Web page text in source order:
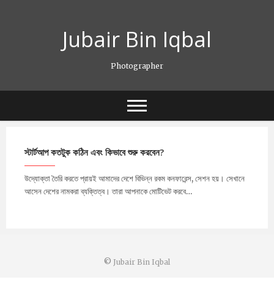
Jubair Bin Iqbal
Photographer
স্টার্টআপ কতটুক কঠিন এবং কিভাবে শুরু করবেন?
উদ্যোক্তা তৈরি করতে প্রায়ই আমাদের দেশে বিভিন্ন রকম কনফারেন্স, সেশন হয়। সেখানে
আসেন দেশের নামকরা ব্যক্তিত্ব। তারা আপনাকে মোটিভেট করবে…
© Jubair Bin Iqbal